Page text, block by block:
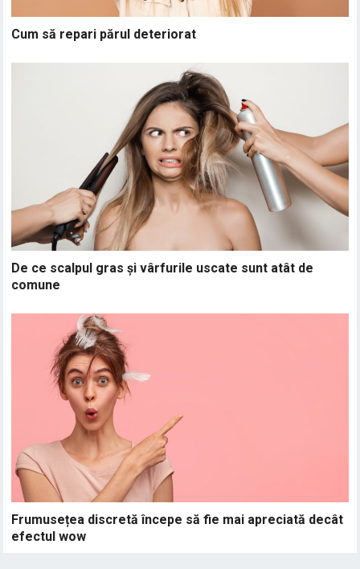
Cum să repari părul deteriorat
De ce scalpul gras și vârfurile uscate sunt atât de
comune
Frumusețea discretă începe să fie mai apreciată decât
efectul wow